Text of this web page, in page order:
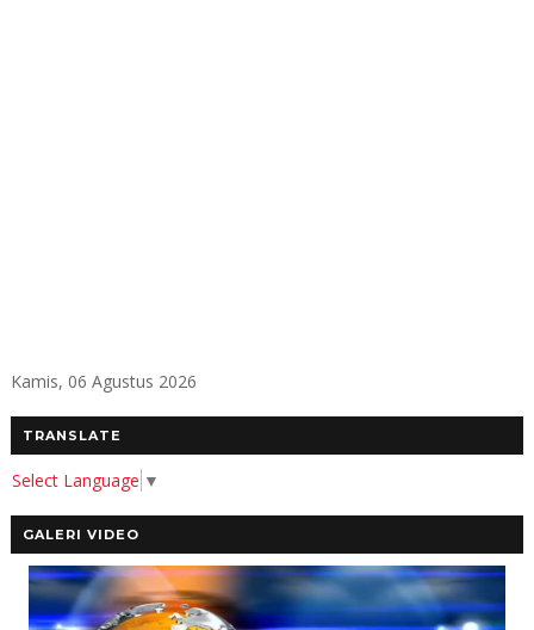
Kamis, 06 Agustus 2026
TRANSLATE
Select Language ▼
GALERI VIDEO